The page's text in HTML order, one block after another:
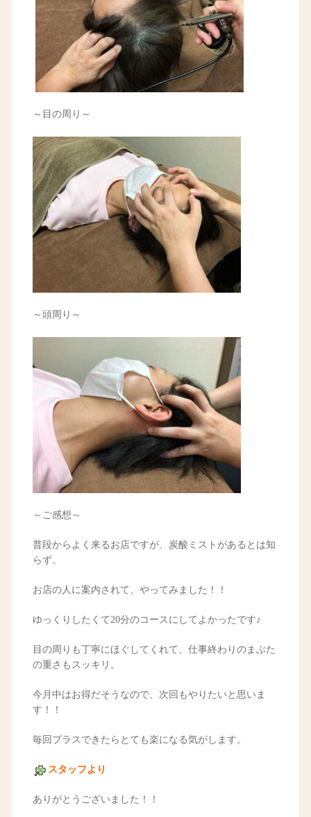
～目の周り～
～頭周り～
～ご感想～
普段からよく来るお店ですが、炭酸ミストがあるとは知
らず。
お店の人に案内されて、やってみました！！
ゆっくりしたくて20分のコースにしてよかったです♪
目の周りも丁寧にほぐしてくれて、仕事終わりのまぶた
の重さもスッキリ。
今月中はお得だそうなので、次回もやりたいと思いま
す！！
毎回プラスできたらとても楽になる気がします。
スタッフより
ありがとうございました！！